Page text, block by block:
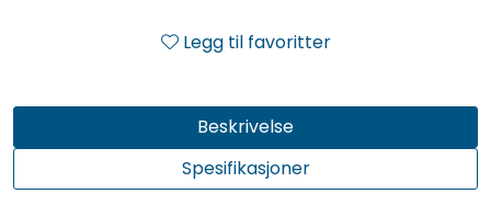
Legg til favoritter
Beskrivelse
Spesifikasjoner